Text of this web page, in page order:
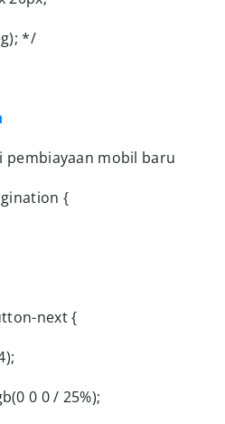
*/
mobil baru
{
next {
0 0 / 25%);